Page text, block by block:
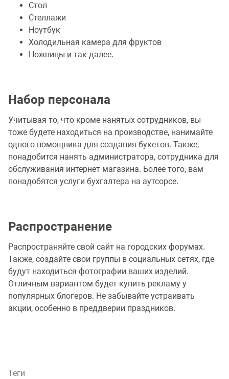
Стол
Стеллажи
Ноутбук
Холодильная камера для фруктов
Ножницы и так далее.
Набор персонала
Учитывая то, что кроме нанятых сотрудников, вы
тоже будете находиться на производстве, нанимайте
одного помощника для создания букетов. Также,
понадобится нанять администратора, сотрудника для
обслуживания интернет-магазина. Более того, вам
понадобятся услуги бухгалтера на аутсорсе.
Распространение
Распространяйте свой сайт на городских форумах.
Также, создайте свои группы в социальных сетях, где
будут находиться фотографии ваших изделий.
Отличным вариантом будет купить рекламу у
популярных блогеров. Не забывайте устраивать
акции, особенно в преддверии праздников.
Теги